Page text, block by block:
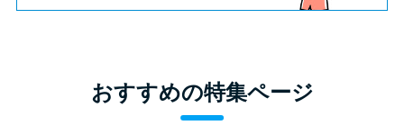
を分析
合わせ先とシーン別の問い合わ
せ方法
おすすめの特集ページ